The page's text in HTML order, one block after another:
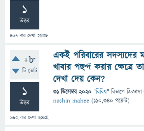
1
উত্তর
407 বার দেখা হয়েছে
+8
টি ভোট
1
উত্তর
682বার দেখা হয়েছে
একই পরিবারের সদস্যদের
খাবার পছন্দ করার ক্ষেত্রে
দেখা দেয় কেন?
31 ডিসেম্বর 2020 "বিবিধ" বিভাগে জিজ্ঞাসা
noshin mahee (110,340 পয়েন্ট)